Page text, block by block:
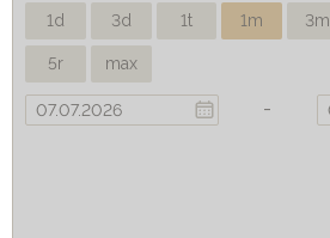
1d 3d 1t 1m 3m
5r max
-